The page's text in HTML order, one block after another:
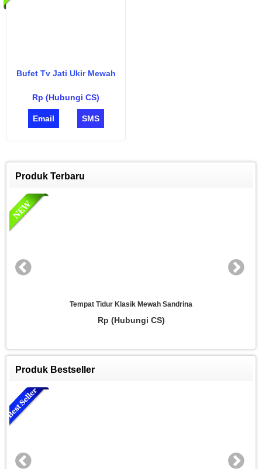
Bufet Tv Jati Ukir Mewah
Rp (Hubungi CS)
Email SMS
Produk Terbaru
Produk Bestseller